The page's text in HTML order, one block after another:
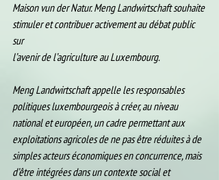
Maison vun der Natur. Meng Landwirtschaft souhaite
stimuler et contribuer activement au débat public
sur
l’avenir de l’agriculture au Luxembourg.
Meng Landwirtschaft appelle les responsables
politiques luxembourgeois à créer, au niveau
national et européen, un cadre permettant aux
exploitations agricoles de ne pas être réduites à de
simples acteurs économiques en concurrence, mais
d’être intégrées dans un contexte social et